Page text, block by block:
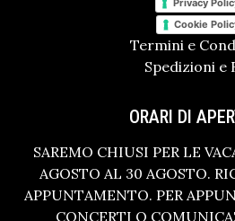
Privacy
Cookie
Termini e
Spedizioni e
ORARI DI
SAREMO CHIUSI PER LE
AGOSTO AL 30 AGOSTO.
APPUNTAMENTO. PER
CONCERTI O